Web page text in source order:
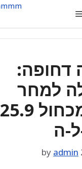
דחופה:
למחר
באל-מכחול 25.9
ה
by admin